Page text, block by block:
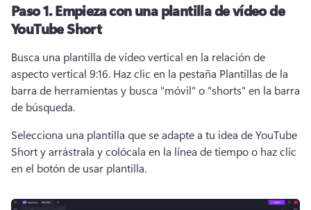
Paso 1.Empieza con una plantilla de vídeo de
YouTube Short
Busca una plantilla de vídeo vertical en la relación de
aspecto vertical 9:16. Haz clic en la pestaña Plantillas de la
barra de herramientas y busca "móvil" o "shorts" en la barra
de búsqueda.
Selecciona una plantilla que se adapte a tu idea de YouTube
Short y arrástrala y colócala en la línea de tiempo o haz clic
en el botón de usar plantilla.